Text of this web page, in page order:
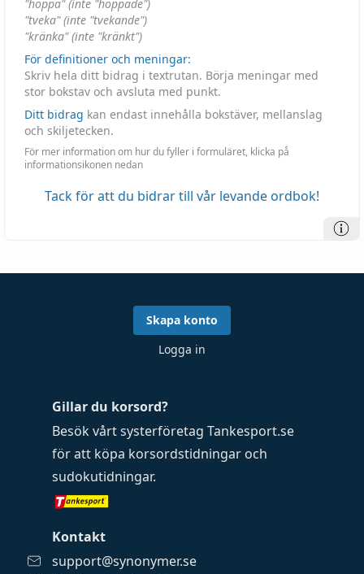
"hoppa" (inte "hoppade")
"tveka" (inte "tvekande")
"kränka" (inte "kränkt")
För definitioner och meningar:
Skriv hela ditt bidrag i textrutan. Börja meningar med
stor bokstav och avsluta med punkt.
Ditt bidrag kan endast innehålla bokstäver, mellanslag
och skiljetecken.
För mer information om hur du fyller i formuläret, klicka på
informationsikonen nedan
Tack för att du bidrar till vår levande ordbok!
Gillar du korsord?
Besök vårt systerföretag Tankesport.se
för att köpa korsordstidningar och
sudokutidningar.
Kontakt
support@synonymer.se
Skapa konto
Logga in